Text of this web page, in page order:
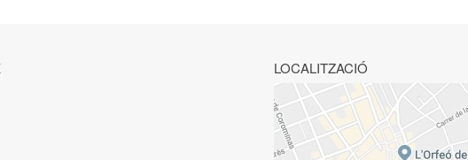
LOCALITZACIÓ